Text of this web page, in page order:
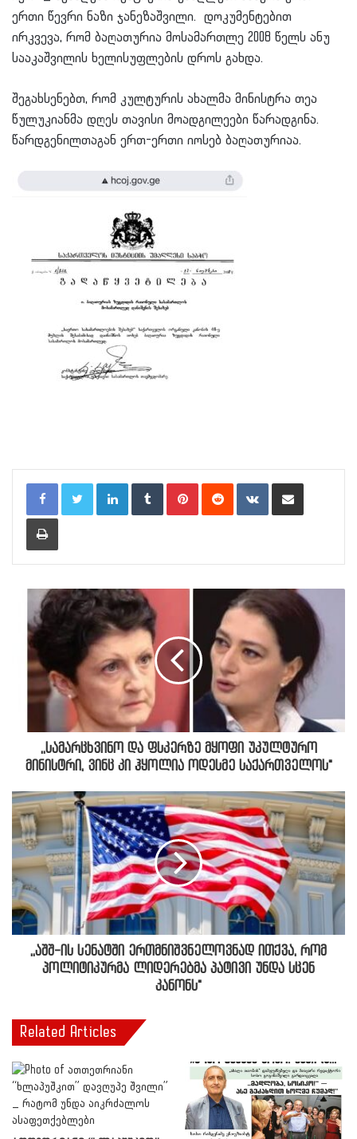
ერთი წევრი ნაზი ჯანეზაშვილი. დოკუმენტებით
ირკვევა, რომ ბაღათურია მოსამართლე 2008 წელს ანუ
სააკაშვილის ხელისუფლების დროს გახდა.
შეგახსენებთ, რომ კულტურის ახალმა მინისტრა თეა
წულუკიანმა დღეს თავისი მოადგილეები წარადგინა.
წარდგენილთაგან ერთ-ერთი იოსებ ბაღათურიაა.
LinkedInTumblr PinterestReddit VKontakteShare via Email
Print
,,სამარცხვინო და ფსკერზე მყოფი უკულტურო
მინისტრი, ვინც კი ჰყოლია ოდესმე საქართველოს"
,,აშშ-ის სენატში ერთმნიშვნელოვნად ითქვა, რომ
პოლიტიკურმა ლიდერებმა პატივი უნდა სცენ
კანონს"
Related Articles